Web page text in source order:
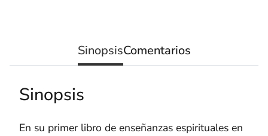
SinopsisComentarios
Sinopsis
En su primer libro de enseñanzas espirituales en